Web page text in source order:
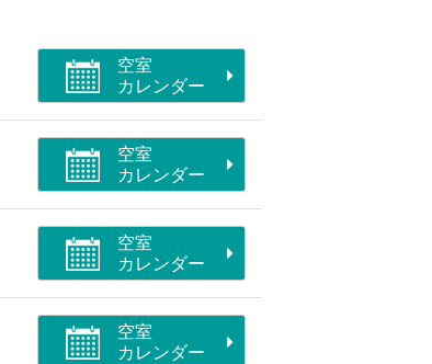
空室
カレンダー
空室
カレンダー
空室
カレンダー
空室
カレンダー